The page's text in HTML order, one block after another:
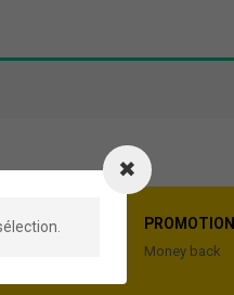
Money back